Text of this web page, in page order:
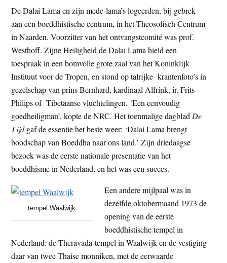
De Dalai Lama en zijn mede-lama’s logeerden, bij gebrek
aan een boeddhistische centrum, in het Theosofisch Centrum
in Naarden. Voorzitter van het ontvangstcomité was prof.
Westhoff. Zijne Heiligheid de Dalai Lama hield een
toespraak in een bomvolle grote zaal van het Koninklijk
Instituut voor de Tropen, en stond op talrijke krantenfoto’s in
gezelschap van prins Bernhard, kardinaal Alfrink, ir. Frits
Philips of Tibetaanse vluchtelingen. ‘Een eenvoudig
goedheiligman’, kopte de NRC. Het toenmalige dagbladDe
Tijdgaf de essentie het beste weer: ‘Dalai Lama brengt
boodschap van Boeddha naar ons land.’ Zijn driedaagse
bezoek was de eerste nationale presentatie van het
boeddhisme in Nederland, en het was een succes.
tempel Waalwijk
Een andere mijlpaal was in
dezelfde oktobermaand 1973 de
opening van de eerste
boeddhistische tempel in
Nederland: de Theravada-tempel in Waalwijk en de vestiging
daar van twee Thaise monniken, met de eerwaarde